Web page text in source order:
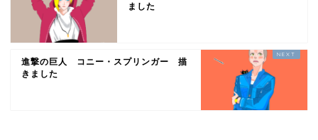
ました
進撃の巨人 コニー・スプリンガー 描
きました